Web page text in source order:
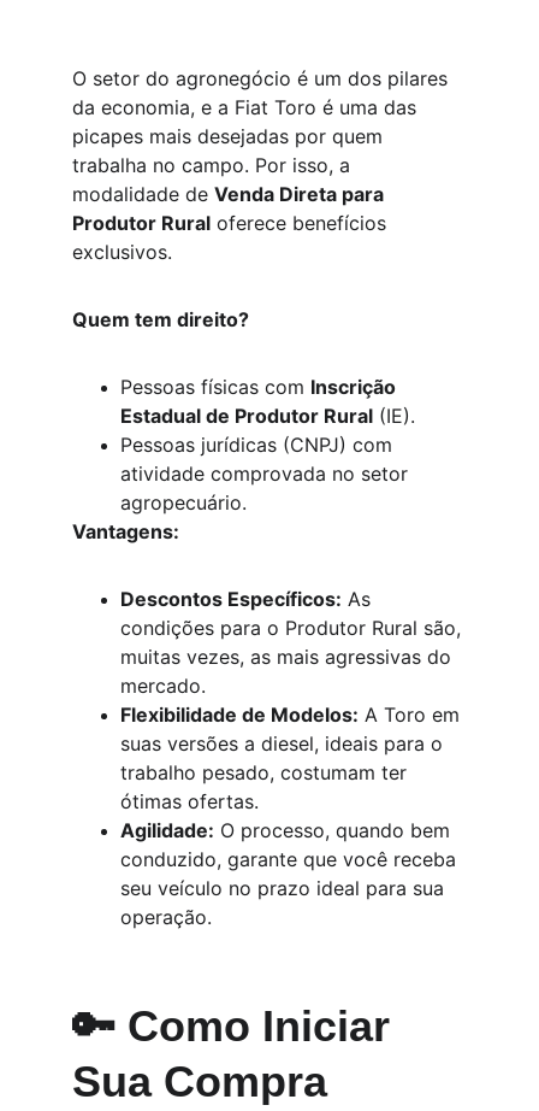
O setor do agronegócio é um dos pilares
da economia, e a Fiat Toro é uma das
picapes mais desejadas por quem
trabalha no campo. Por isso, a
modalidade de Venda Direta para
Produtor Rural oferece benefícios
exclusivos.
Quem tem direito?
Pessoas físicas com Inscrição
Estadual de Produtor Rural (IE).
Pessoas jurídicas (CNPJ) com
atividade comprovada no setor
agropecuário.
Vantagens:
Descontos Específicos: As
condições para o Produtor Rural são,
muitas vezes, as mais agressivas do
mercado.
Flexibilidade de Modelos: A Toro em
suas versões a diesel, ideais para o
trabalho pesado, costumam ter
ótimas ofertas.
Agilidade: O processo, quando bem
conduzido, garante que você receba
seu veículo no prazo ideal para sua
operação.
🔑 Como Iniciar
Sua Compra